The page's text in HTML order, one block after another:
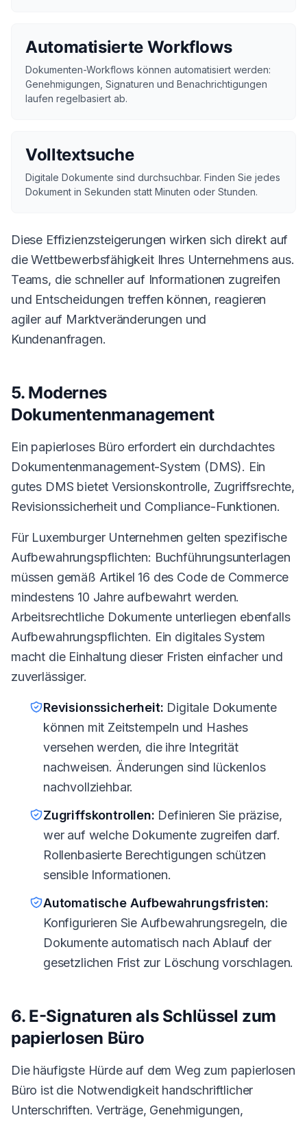
Automatisierte Workflows
Dokumenten-Workflows können automatisiert werden:
Genehmigungen, Signaturen und Benachrichtigungen
laufen regelbasiert ab.
Volltextsuche
Digitale Dokumente sind durchsuchbar. Finden Sie jedes
Dokument in Sekunden statt Minuten oder Stunden.
Diese Effizienzsteigerungen wirken sich direkt auf
die Wettbewerbsfähigkeit Ihres Unternehmens aus.
Teams, die schneller auf Informationen zugreifen
und Entscheidungen treffen können, reagieren
agiler auf Marktveränderungen und
Kundenanfragen.
5. Modernes
Dokumentenmanagement
Ein papierloses Büro erfordert ein durchdachtes
Dokumentenmanagement-System (DMS). Ein
gutes DMS bietet Versionskontrolle, Zugriffsrechte,
Revisionssicherheit und Compliance-Funktionen.
Für Luxemburger Unternehmen gelten spezifische
Aufbewahrungspflichten: Buchführungsunterlagen
müssen gemäß Artikel 16 des Code de Commerce
mindestens 10 Jahre aufbewahrt werden.
Arbeitsrechtliche Dokumente unterliegen ebenfalls
Aufbewahrungspflichten. Ein digitales System
macht die Einhaltung dieser Fristen einfacher und
zuverlässiger.
Revisionssicherheit: Digitale Dokumente
können mit Zeitstempeln und Hashes
versehen werden, die ihre Integrität
nachweisen. Änderungen sind lückenlos
nachvollziehbar.
Zugriffskontrollen: Definieren Sie präzise,
wer auf welche Dokumente zugreifen darf.
Rollenbasierte Berechtigungen schützen
sensible Informationen.
Automatische Aufbewahrungsfristen:
Konfigurieren Sie Aufbewahrungsregeln, die
Dokumente automatisch nach Ablauf der
gesetzlichen Frist zur Löschung vorschlagen.
6. E-Signaturen als Schlüssel zum
papierlosen Büro
Die häufigste Hürde auf dem Weg zum papierlosen
Büro ist die Notwendigkeit handschriftlicher
Unterschriften. Verträge, Genehmigungen,